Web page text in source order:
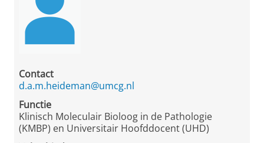
Contact
d.a.m.heideman@umcg.nl
Functie
Klinisch Moleculair Bioloog in de Pathologie
(KMBP) en Universitair Hoofddocent (UHD)